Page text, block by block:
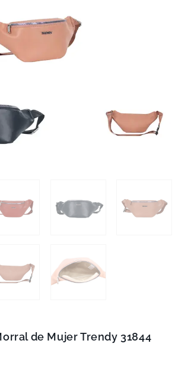
de Mujer Trendy 31844